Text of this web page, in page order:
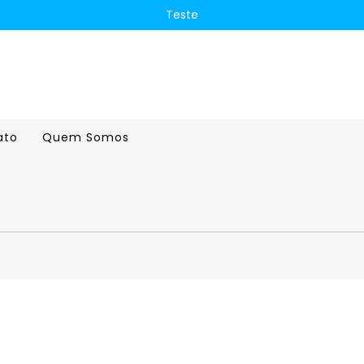
Teste
Quem Somos